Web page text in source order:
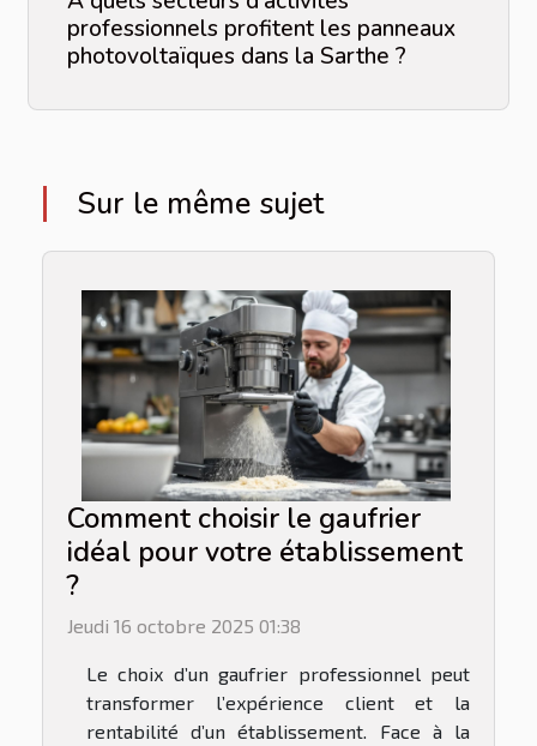
professionnels profitent les panneaux
photovoltaïques dans la Sarthe ?
Sur le même sujet
Comment choisir le gaufrier
idéal pour votre établissement
?
Jeudi 16 octobre 2025 01:38
Le choix d’un gaufrier professionnel peut
transformer l’expérience client et la
rentabilité d’un établissement. Face à la